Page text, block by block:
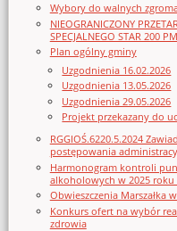
Wybory do walnych
NIEOGRANICZONY
SPECJALNEGO STAR 200
Plan ogólny gminy
Uzgodnienia 16.02.2026
Uzgodnienia 13.05.2026
Uzgodnienia 29.05.2026
Projekt przekazany do
RGGIOŚ.6220.5.2024
postępowania
Harmonogram kontroli
alkoholowych w 2025
Obwieszczenia Marszałka
Konkurs ofert na wybór
zdrowia